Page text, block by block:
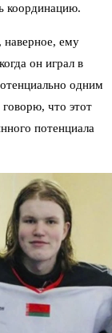
координацию.
ему
он играл в
одним
что этот
потенциала